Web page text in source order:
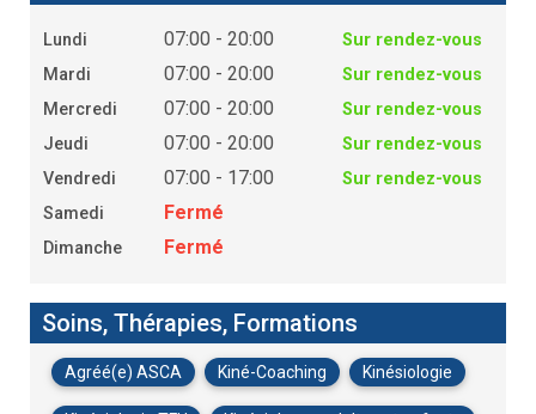
Lundi 07:00 - 20:00
Sur rendez-vous
Mardi
07:00 - 20:00
Sur rendez-vous
Mercredi
07:00 - 20:00
Sur rendez-vous
Jeudi
07:00 - 20:00
Sur rendez-vous
Vendredi
07:00 - 17:00
Sur rendez-vous
Samedi
Fermé
Dimanche Fermé
Soins, Thérapies, Formations
Agréé(e) ASCA Kiné-Coaching Kinésiologie